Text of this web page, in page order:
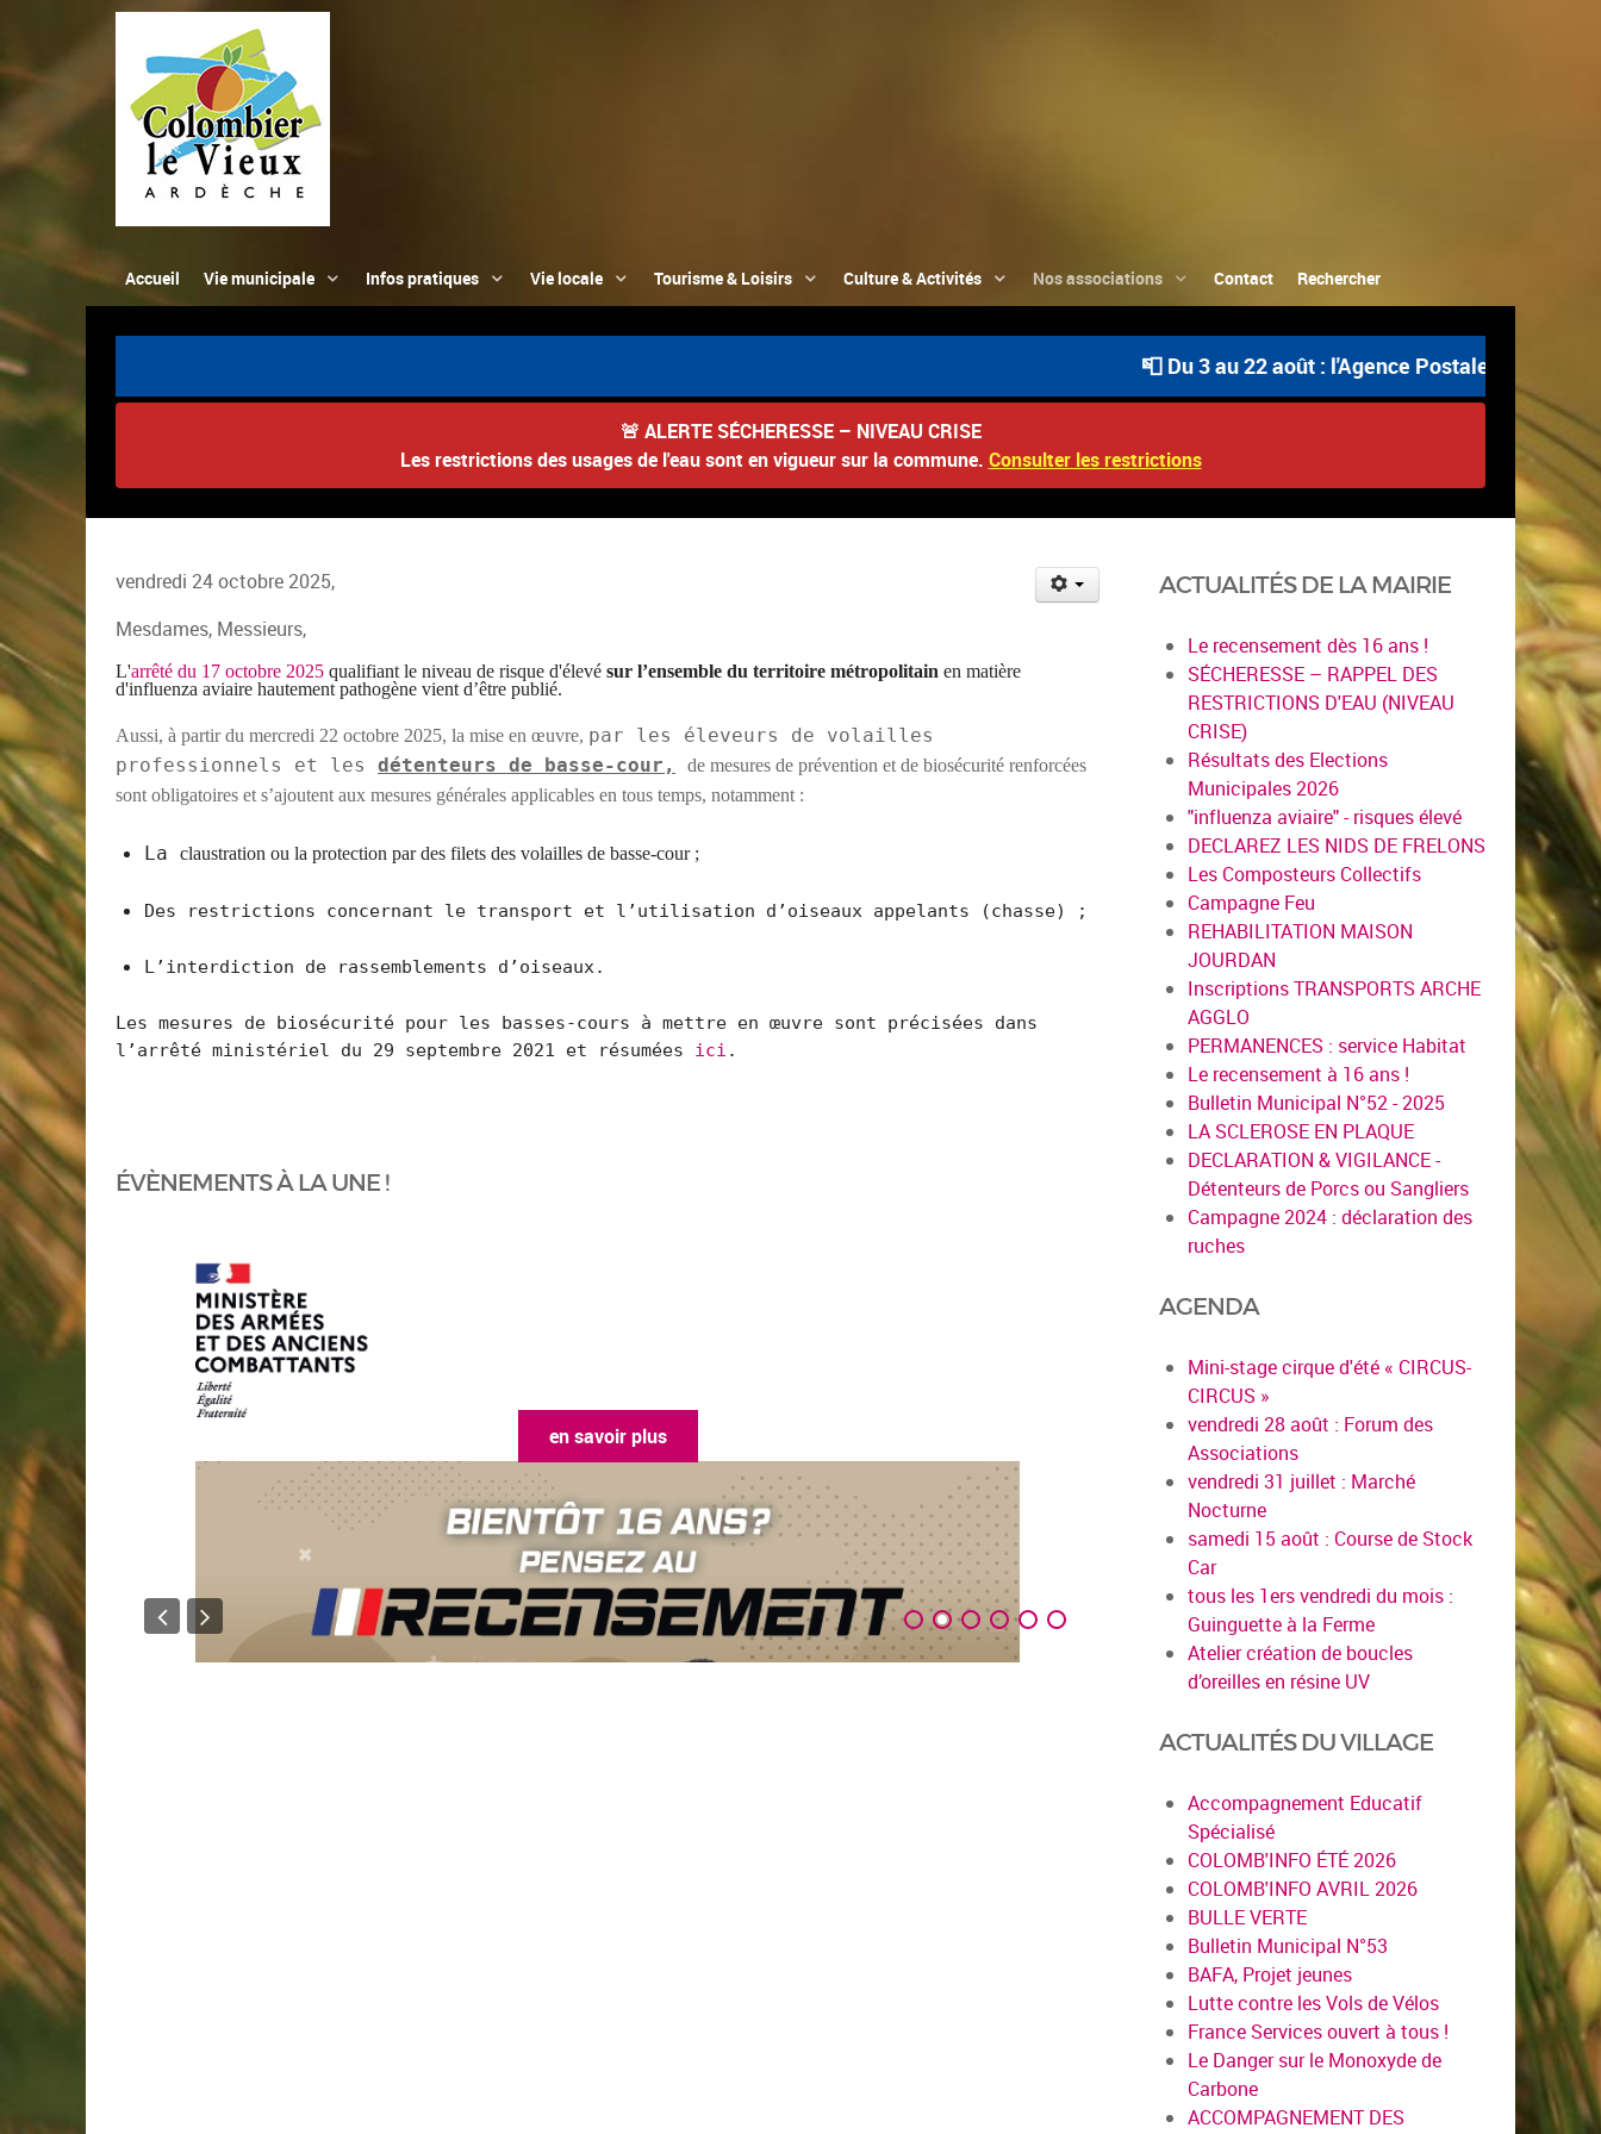
Accueil Vie municipale Infos pratiques Vie locale Tourisme & Loisirs Culture & Activités Nos associations Contact Rechercher
📮 Du 3 au 22 août : l'Agence Postale
🚨 ALERTE SÉCHERESSE – NIVEAU CRISE
Les restrictions des usages de l'eau sont en vigueur sur la commune. Consulter les restrictions
vendredi 24 octobre 2025,
Mesdames, Messieurs,
L'arrêté du 17 octobre 2025 qualifiant le niveau de risque d'élevé sur l’ensemble du territoire métropolitain en matière
d'influenza aviaire hautement pathogène vient d’être publié.
Aussi, à partirdu mercredi 22 octobre 2025, la mise en œuvre, par les éleveurs de volailles
professionnels et les détenteurs de basse-cour,
de mesures de prévention et de biosécurité renforcées
sont obligatoires et s’ajoutent aux mesures générales applicables en tous temps, notamment :
La claustration ou la protection par des filets des volailles de basse-cour ;
Des restrictions concernant le transport et l’utilisation d’oiseaux appelants (chasse) ;
L’interdiction de rassemblements d’oiseaux.
Les mesures de biosécurité pour les basses-cours à mettre en œuvre sont précisées dans
l’arrêté ministériel du 29 septembre 2021 et résumées ici .
ÉVÈNEMENTS À LA UNE !
en savoir plus en savoir
ACTUALITÉS DE LA MAIRIE
Le recensement dès 16 ans !
SÉCHERESSE – RAPPEL DES
RESTRICTIONS D'EAU (NIVEAU
CRISE)
Résultats des Elections
Municipales 2026
"influenza aviaire" - risques élevé
DECLAREZ LES NIDS DE FRELONS
Les Composteurs Collectifs
Campagne Feu
REHABILITATION MAISON
JOURDAN
Inscriptions TRANSPORTS ARCHE
AGGLO
PERMANENCES : service Habitat
Le recensement à 16 ans !
Bulletin Municipal N°52 - 2025
LA SCLEROSE EN PLAQUE
DECLARATION & VIGILANCE -
Détenteurs de Porcs ou Sangliers
Campagne 2024 : déclaration des
ruches
AGENDA
Mini-stage cirque d'été « CIRCUS-
CIRCUS »
vendredi 28 août : Forum des
Associations
vendredi 31 juillet : Marché
Nocturne
samedi 15 août : Course de Stock
Car
tous les 1ers vendredi du mois :
Guinguette à la Ferme
Atelier création de boucles
d’oreilles en résine UV
ACTUALITÉS DU VILLAGE
Accompagnement Educatif
Spécialisé
COLOMB'INFO ÉTÉ 2026
COLOMB'INFO AVRIL 2026
BULLE VERTE
Bulletin Municipal N°53
BAFA, Projet jeunes
Lutte contre les Vols de Vélos
France Services ouvert à tous !
Le Danger sur le Monoxyde de
Carbone
ACCOMPAGNEMENT DES